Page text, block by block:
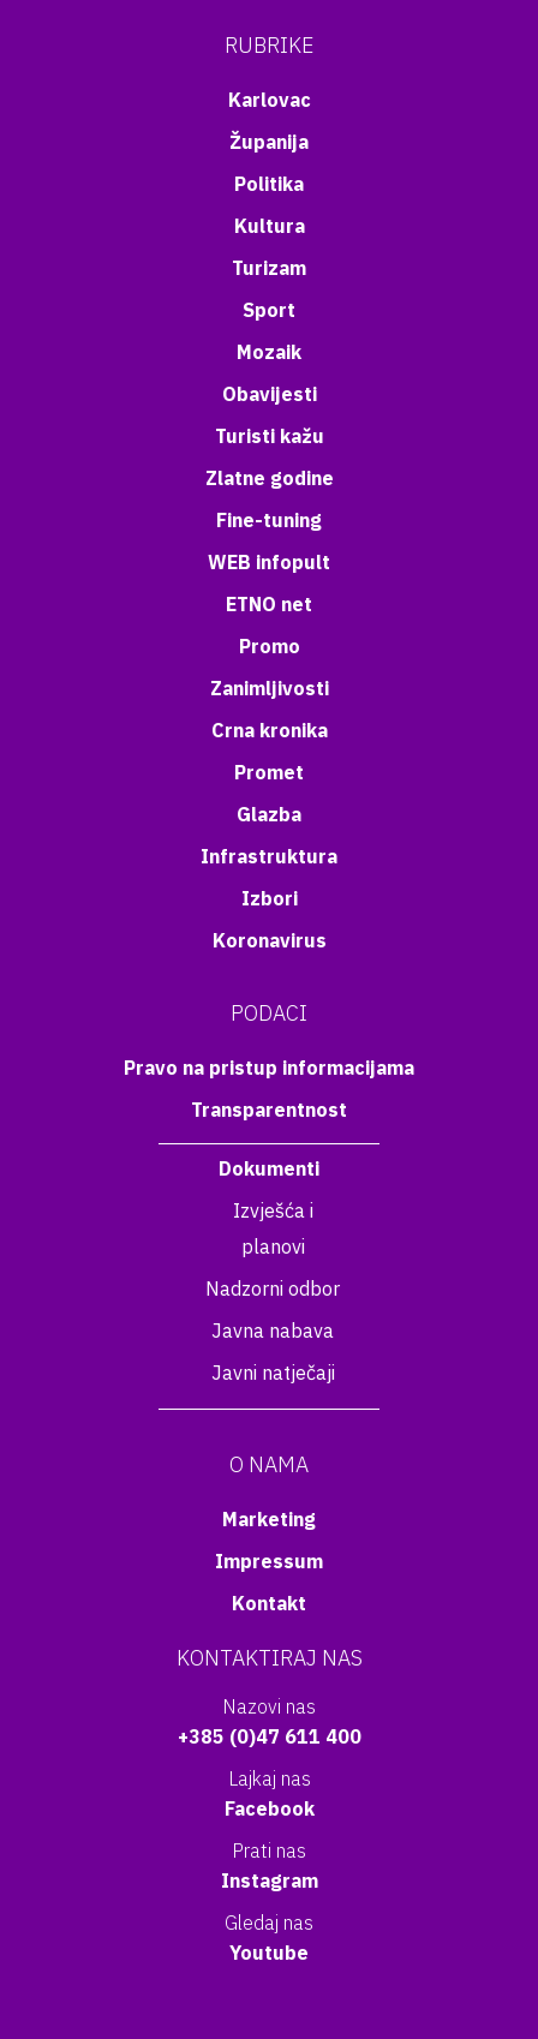
RUBRIKE
Karlovac
Županija
Politika
Kultura
Turizam
Sport
Mozaik
Obavijesti
Turisti kažu
Zlatne godine
Fine-tuning
WEB infopult
ETNO net
Promo
Zanimljivosti
Crna kronika
Promet
Glazba
Infrastruktura
Izbori
Koronavirus
PODACI
Pravo na pristup informacijama
Transparentnost
Dokumenti
Izvješća i
planovi
Nadzorni odbor
Javna nabava
Javni natječaji
O NAMA
Marketing
Impressum
Kontakt
KONTAKTIRAJ NAS
Nazovi nas
+385 (0)47 611 400
Lajkaj nas
Facebook
Prati nas
Instagram
Gledaj nas
Youtube